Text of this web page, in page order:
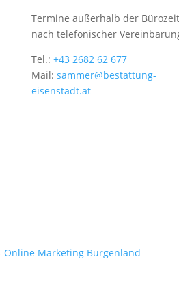
Termine außerhalb der
nach telefonischer
Tel.: +43 2682 62 677
Mail: sammer@bestattung-
eisenstadt.at
Online Marketing Burgenland